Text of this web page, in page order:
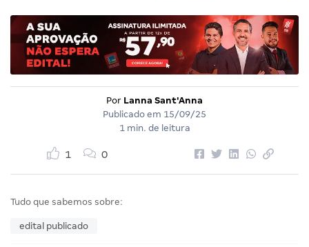
Por Lanna Sant'Anna
Publicado em 15/09/25
1 min. de leitura
1 0
Tudo que sabemos sobre:
edital publicado